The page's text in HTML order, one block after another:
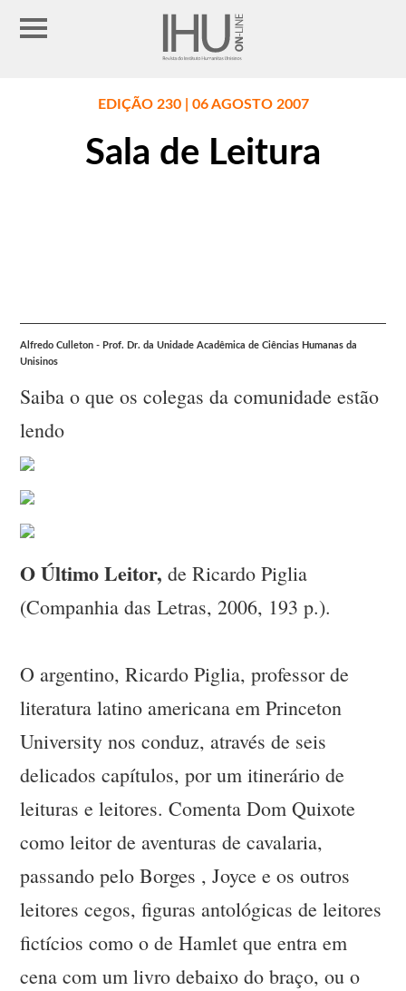
EDIÇÃO 230 | 06 AGOSTO 2007
Sala de Leitura
Alfredo Culleton - Prof. Dr. da Unidade Acadêmica de Ciências Humanas da
Unisinos
Saiba o que os colegas da comunidade estão
lendo
O Último Leitor, de Ricardo Piglia
(Companhia das Letras, 2006, 193 p.).
O argentino, Ricardo Piglia, professor de
literatura latino americana em Princeton
University nos conduz, através de seis
delicados capítulos, por um itinerário de
leituras e leitores. Comenta Dom Quixote
como leitor de aventuras de cavalaria,
passando pelo Borges , Joyce e os outros
leitores cegos, figuras antológicas de leitores
fictícios como o de Hamlet que entra em
cena com um livro debaixo do braço, ou o